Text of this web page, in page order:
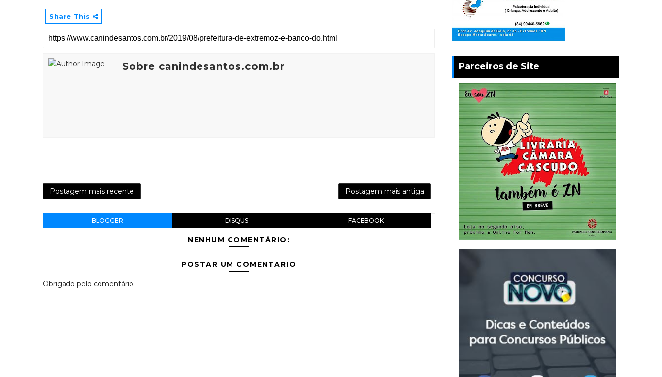
Share This
Sobre canindesantos.com.br
Postagem mais recente Postagem mais antiga
BLOGGER DISQUS FACEBOOK
NENHUM COMENTÁRIO:
POSTAR UM COMENTÁRIO
Obrigado pelo comentário.
Parceiros de Site